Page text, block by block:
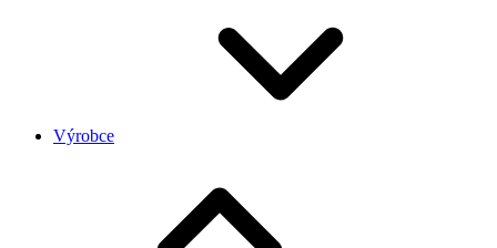
Výrobce